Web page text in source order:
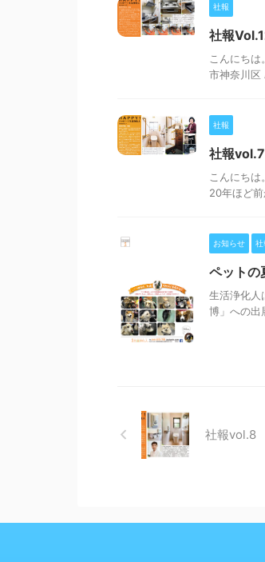
社報
社報
こんにち
市神奈川区
社報
社報vol.7
こんにち
20年ほど
お知らせ 社
ペットの
生活浄化人
博」への出
社報vol.8